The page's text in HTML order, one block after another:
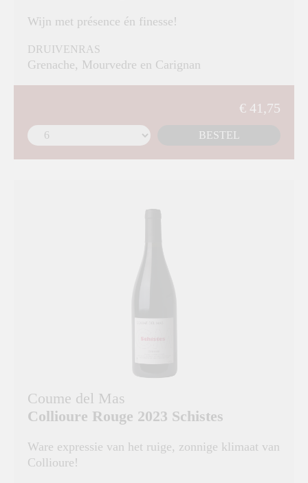
Wijn met présence én finesse!
DRUIVENRAS
Grenache, Mourvedre en Carignan
€ 41,75
BESTEL
Coume del Mas
Collioure Rouge 2023 Schistes
Ware expressie van het ruige, zonnige klimaat van
Collioure!